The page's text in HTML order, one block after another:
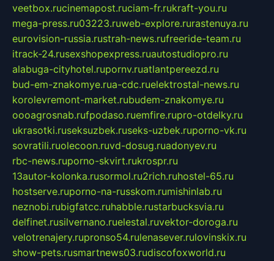
veetbox.rucinemapost.ruciam-fr.rukraft-you.ru
mega-press.ru03223.ruweb-explore.rurastenuya.ru
eurovision-russia.rustrah-news.rufreeride-team.ru
itrack-24.rusexshopexpress.ruautostudiopro.ru
alabuga-cityhotel.rupornv.ruatlantpereezd.ru
bud-em-znakomye.rua-cdc.ruelektrostal-news.ru
korolevremont-market.rubudem-znakomye.ru
oooagrosnab.rufpodaso.ruemfire.rupro-otdelky.ru
ukrasotki.ruseksuzbek.ruseks-uzbek.ruporno-vk.ru
sovratili.ruolecoon.ruvd-dosug.ruadonyev.ru
rbc-news.ruporno-skvirt.rukrospr.ru
13autor-kolonka.rusormol.ru2rich.ruhostel-65.ru
hostserve.ruporno-na-russkom.rumishinlab.ru
neznobi.rubigfatcc.ruhabble.rustarbucksvia.ru
delfinet.rusilvernano.ruelestal.ruvektor-doroga.ru
velotrenajery.rupronso54.rulenasever.rulovinskix.ru
show-pets.rusmartnews03.rudiscofoxworld.ru